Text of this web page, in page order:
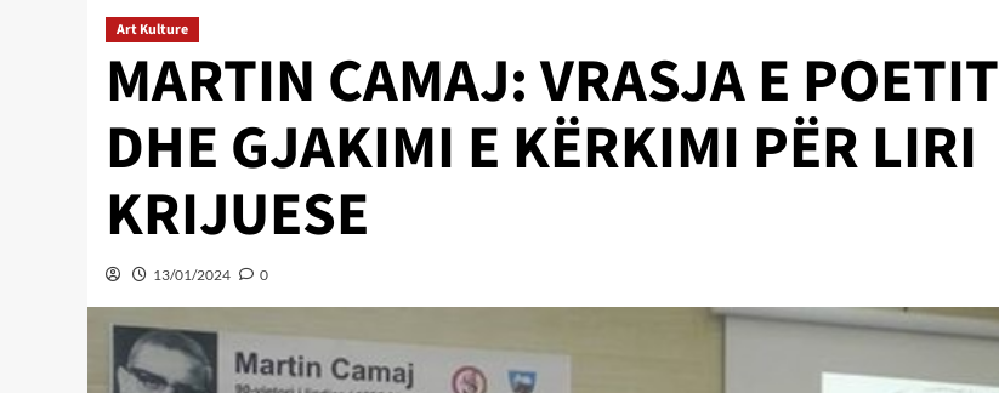
Art Kulture
MARTIN CAMAJ: VRASJA E POETIT
DHE GJAKIMI E KËRKIMI PËR LIRI
KRIJUESE
13/01/2024 0